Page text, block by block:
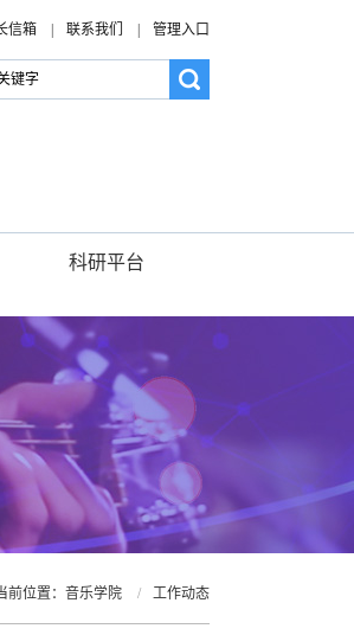
信箱 联系我们 管理入口
科研平台
前位置： 音乐学院 / 工作动态